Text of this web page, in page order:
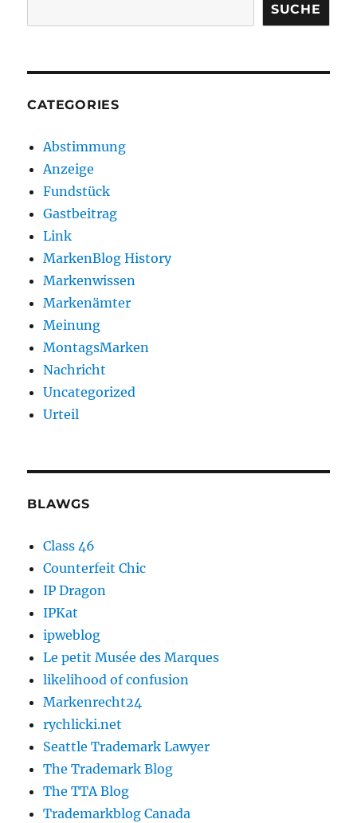
SUCHE
CATEGORIES
Abstimmung
Anzeige
Fundstück
Gastbeitrag
Link
MarkenBlog History
Markenwissen
Markenämter
Meinung
MontagsMarken
Nachricht
Uncategorized
Urteil
BLAWGS
Class 46
Counterfeit Chic
IP Dragon
IPKat
ipweblog
Le petit Musée des Marques
likelihood of confusion
Markenrecht24
rychlicki.net
Seattle Trademark Lawyer
The Trademark Blog
The TTA Blog
Trademarkblog Canada